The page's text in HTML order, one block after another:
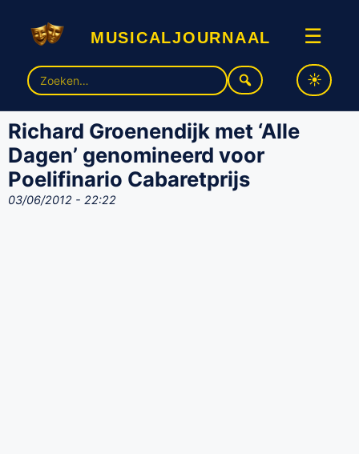
musicaljournaal ☰
Zoek
naar:
Richard Groenendijk met ‘Alle
Dagen’ genomineerd voor
Poelifinario Cabaretprijs
03/06/2012 - 22:22